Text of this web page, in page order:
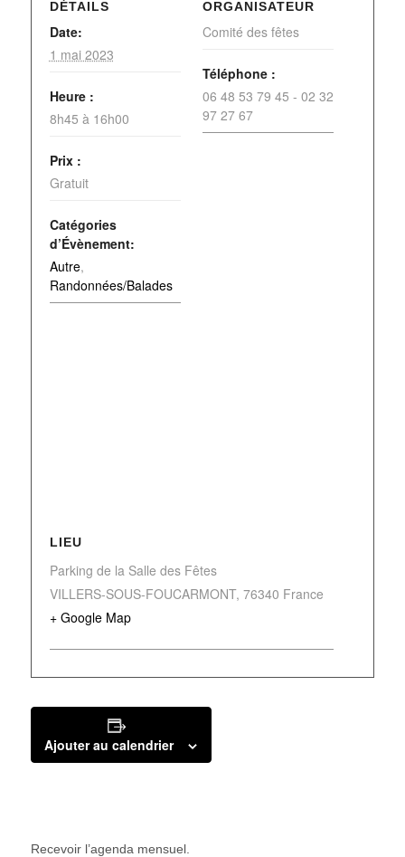
DÉTAILS
Date:
1 mai 2023
Heure :
8h45 à 16h00
Prix :
Gratuit
Catégories
d’Évènement:
Autre,
Randonnées/Balades
ORGANISATEUR
Comité des fêtes
Téléphone :
06 48 53 79 45 - 02 32
97 27 67
LIEU
Parking de la Salle des Fêtes
VILLERS-SOUS-FOUCARMONT, 76340 France
+ Google Map
Ajouter au calendrier
Recevoir l’agenda mensuel.